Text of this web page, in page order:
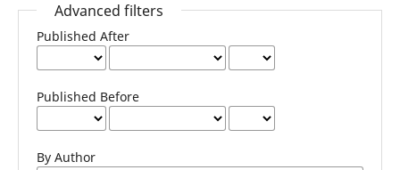
Advanced filters
Published After
Published Before
By Author